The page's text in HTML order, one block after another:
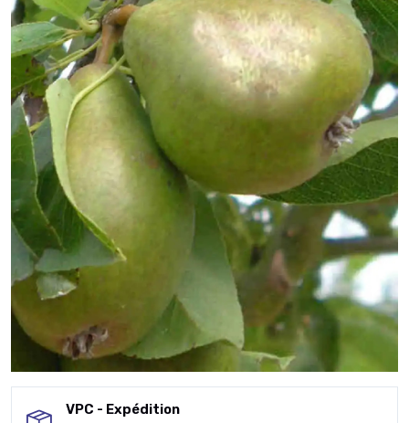
VPC - Expédition